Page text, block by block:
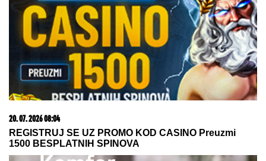
20. 07. 2026 08:04
REGISTRUJ SE UZ PROMO KOD CASINO Preuzmi
1500 BESPLATNIH SPINOVA